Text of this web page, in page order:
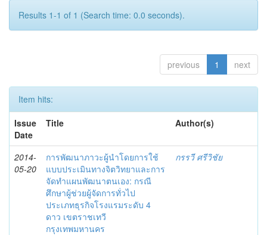
Results 1-1 of 1 (Search time: 0.0 seconds).
previous 1 next
Item hits:
Issue
Date
Title Author(s)
2014-
05-20
การพัฒนาภาวะผู้นำโดยการใช้
แบบประเมินทางจิตวิทยาและการ
จัดทำแผนพัฒนาตนเอง: กรณี
ศึกษาผู้ช่วยผู้จัดการทั่วไป
ประเภทธุรกิจโรงแรมระดับ 4
ดาว เขตราชเทวี
กรุงเทพมหานคร
กรรวี ศรีวิชัย